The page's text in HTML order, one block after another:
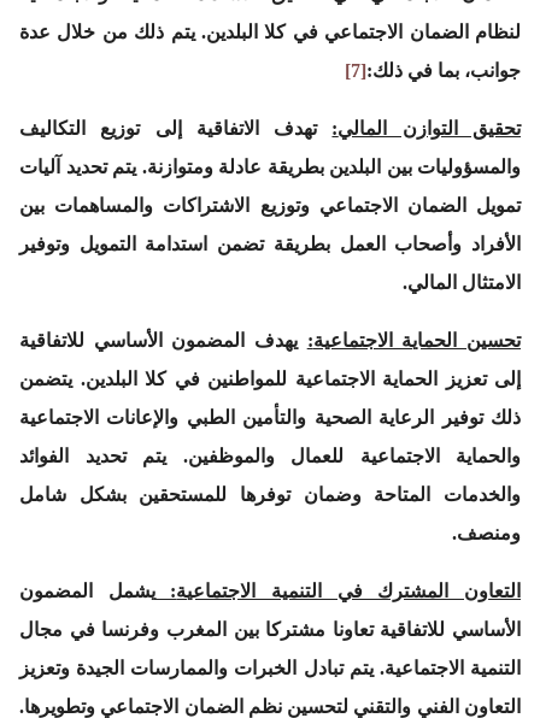
لنظام الضمان الاجتماعي في كلا البلدين. يتم ذلك من خلال عدة
جوانب، بما في ذلك:[7]
تحقيق التوازن المالي: تهدف الاتفاقية إلى توزيع التكاليف
والمسؤوليات بين البلدين بطريقة عادلة ومتوازنة. يتم تحديد آليات
تمويل الضمان الاجتماعي وتوزيع الاشتراكات والمساهمات بين
الأفراد وأصحاب العمل بطريقة تضمن استدامة التمويل وتوفير
الامتثال المالي.
تحسين الحماية الاجتماعية: يهدف المضمون الأساسي للاتفاقية
إلى تعزيز الحماية الاجتماعية للمواطنين في كلا البلدين. يتضمن
ذلك توفير الرعاية الصحية والتأمين الطبي والإعانات الاجتماعية
والحماية الاجتماعية للعمال والموظفين. يتم تحديد الفوائد
والخدمات المتاحة وضمان توفرها للمستحقين بشكل شامل
ومنصف.
التعاون المشترك في التنمية الاجتماعية:يشمل المضمون
الأساسي للاتفاقية تعاونا مشتركا بين المغرب وفرنسا في مجال
التنمية الاجتماعية. يتم تبادل الخبرات والممارسات الجيدة وتعزيز
التعاون الفني والتقني لتحسين نظم الضمان الاجتماعي وتطويرها.